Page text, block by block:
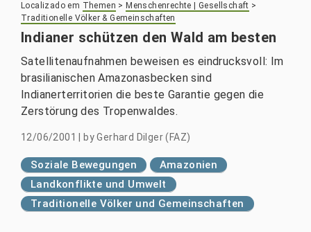
Localizado em Themen > Menschenrechte | Gesellschaft >
Traditionelle Völker & Gemeinschaften
Indianer schützen den Wald am besten
Satellitenaufnahmen beweisen es eindrucksvoll: Im
brasilianischen Amazonasbecken sind
Indianerterritorien die beste Garantie gegen die
Zerstörung des Tropenwaldes.
12/06/2001 byGerhard Dilger (FAZ)
Soziale Bewegungen
Amazonien
Landkonflikte und Umwelt
Traditionelle Völker und Gemeinschaften